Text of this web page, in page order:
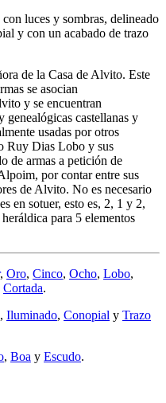
luces y sombras, delineado
y con un acabado de trazo
de la Casa de Alvito. Este
se asocian
y se encuentran
genealógicas castellanas y
usadas por otros
Ruy Dias Lobo y sus
de armas a petición de
por contar entre sus
de Alvito. No es necesario
en sotuer, esto es, 2, 1 y 2,
para 5 elementos
, Oro, Cinco, Ocho, Lobo,
Cortada.
, Iluminado, Conopial y Trazo
, Boa y Escudo.